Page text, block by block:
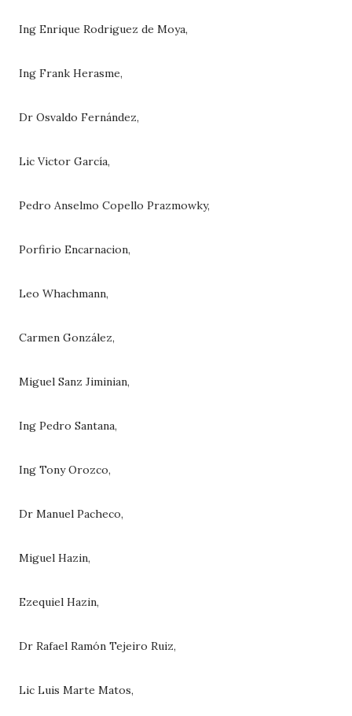
Ing Enrique Rodriguez de Moya,
Ing Frank Herasme,
Dr Osvaldo Fernández,
Lic Victor García,
Pedro Anselmo Copello Prazmowky,
Porfirio Encarnacion,
Leo Whachmann,
Carmen González,
Miguel Sanz Jiminian,
Ing Pedro Santana,
Ing Tony Orozco,
Dr Manuel Pacheco,
Miguel Hazin,
Ezequiel Hazin,
Dr Rafael Ramón Tejeiro Ruiz,
Lic Luis Marte Matos,